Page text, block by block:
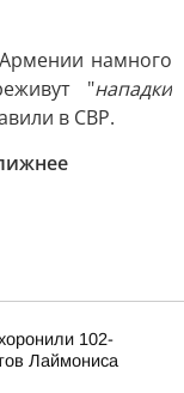
намного
"нападки
в СВР.
102-
Лаймониса